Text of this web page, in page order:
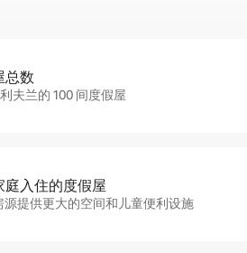
总数
夫兰的 100 间度假屋
庭入住的度假屋
源提供更大的空间和儿童便利设施